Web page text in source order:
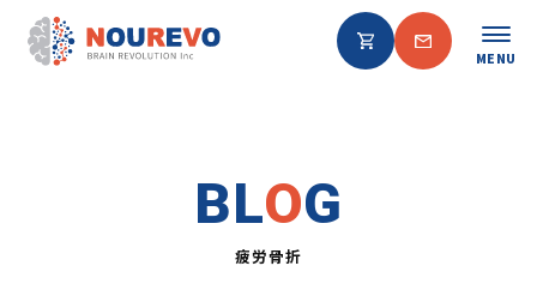
MENU
BLOG
疲労骨折